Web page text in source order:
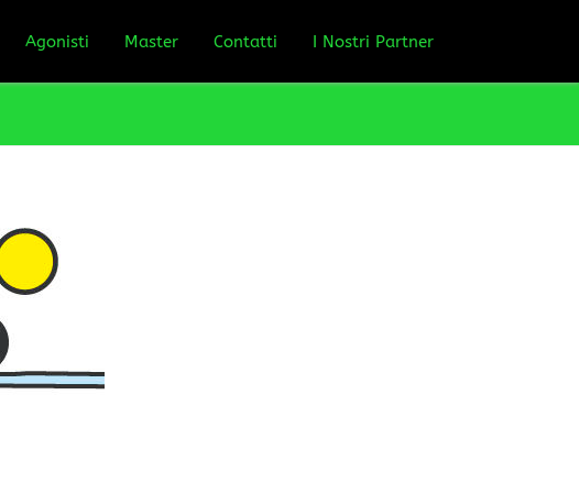
Agonisti Master Contatti I Nostri Partner